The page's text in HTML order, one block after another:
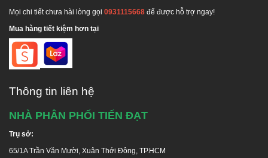
Mọi chi tiết chưa hài lòng gọi 0931115668 để được hỗ trợ ngay!
Mua hàng tiết kiệm hơn tại
Thông tin liên hệ
NHÀ PHÂN PHỐI TIẾN ĐẠT
Trụ sở:
65/1A Trần Văn Mười, Xuân Thới Đông, TP.HCM